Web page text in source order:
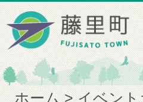
ホーム
イベン